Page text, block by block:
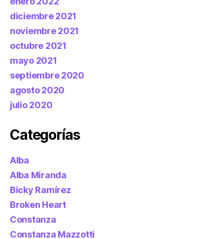
diciembre 2021
noviembre 2021
octubre 2021
mayo 2021
septiembre 2020
agosto 2020
julio 2020
Categorías
Alba
Alba Miranda
Bicky Ramírez
Broken Heart
Constanza
Constanza Mazzotti